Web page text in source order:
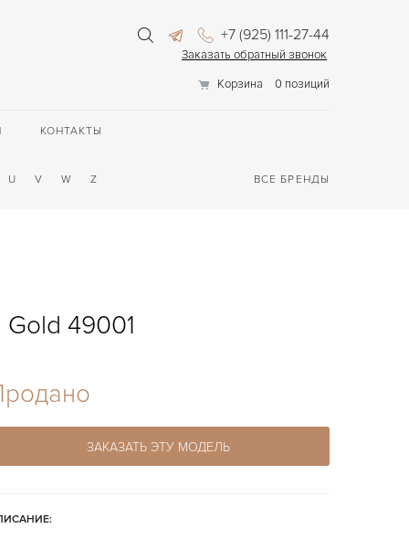
+7 (925) 111-27-44
Заказать обратный звонок
Корзина
0 позиций
КОНТАКТЫ
U V W Z ВСЕ БРЕНДЫ
49001
ЗАКАЗАТЬ ЭТУ МОДЕЛЬ